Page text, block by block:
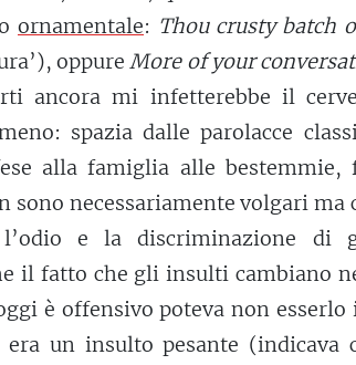
ornamentale: Thou crusty batch
oppure More of your
ancora mi infetterebbe il
spazia dalle parolacce
alla famiglia alle bestemmie,
sono necessariamente volgari ma
e la discriminazione di
il fatto che gli insulti cambiano
è offensivo poteva non esserlo
era un insulto pesante (indicava